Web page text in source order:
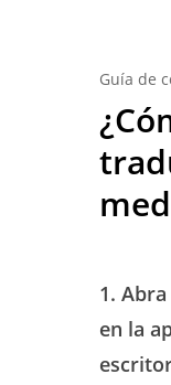
Guía de
1.
en la